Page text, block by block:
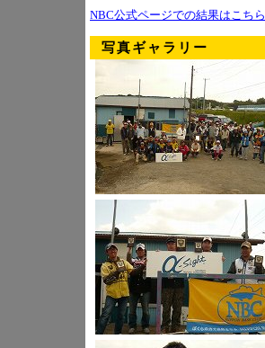
NBC公式ページでの結果はこちら
写真ギャラリー